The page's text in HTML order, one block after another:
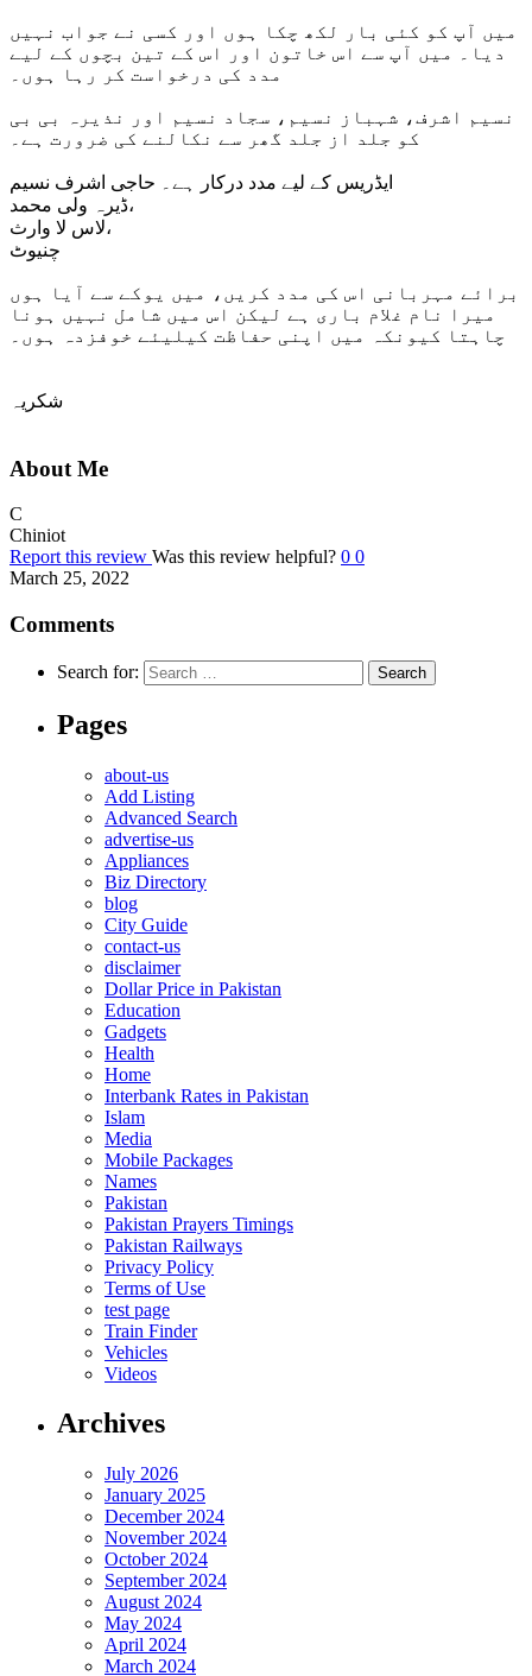
میں آپ کو کئی بار لکھ چکا ہوں اور کسی نے جواب نہیں
دیا۔ میں آپ سے اس خاتون اور اس کے تین بچوں کے لیے
مدد کی درخواست کر رہا ہوں۔
نسیم اشرف، شہباز نسیم، سجاد نسیم اور نذیرہ بی بی
کو جلد از جلد گھر سے نکالنے کی ضرورت ہے۔
ایڈریس کے لیے مدد درکار ہے۔ حاجی اشرف نسیم
ڈیرہ ولی محمد،
لاس لا وارث،
چنیوٹ
برائے مہربانی اس کی مدد کریں، میں یوکے سے آیا ہوں
میرا نام غلام باری ہے لیکن اس میں شامل نہیں ہونا
چاہتا کیونکہ میں اپنی حفاظت کیلیئے خوفزدہ ہوں۔
شکریہ
About Me
C
Chiniot
Report this review Was this review helpful? 0 0
March 25, 2022
Comments
Search for:
Pages
about-us
Add Listing
Advanced Search
advertise-us
Appliances
Biz Directory
blog
City Guide
contact-us
disclaimer
Dollar Price in Pakistan
Education
Gadgets
Health
Home
Interbank Rates in Pakistan
Islam
Media
Mobile Packages
Names
Pakistan
Pakistan Prayers Timings
Pakistan Railways
Privacy Policy
Terms of Use
test page
Train Finder
Vehicles
Videos
Archives
July 2026
January 2025
December 2024
November 2024
October 2024
September 2024
August 2024
May 2024
April 2024
March 2024